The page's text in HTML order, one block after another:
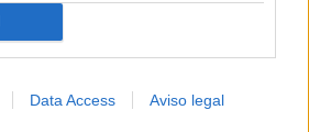
Data Access Aviso legal